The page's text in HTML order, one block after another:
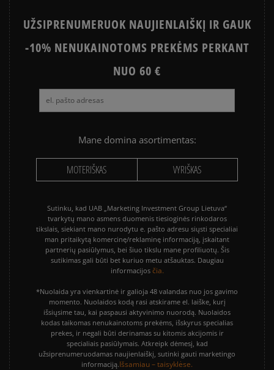
UŽSIPRENUMERUOK NAUJIENLAIŠKĮ IR GAUK
-10% NENUKAINOTOMS PREKĖMS PERKANT
NUO 60 €
Mane domina asortimentas:
MOTERIŠKAS VYRIŠKAS
Sutinku, kad UAB „Marketing Investment Group Lietuva“
tvarkytų mano asmens duomenis tiesioginės rinkodaros
tikslais, siekiant mano nurodytu e. pašto adresu siųsti specialiai
man pritaikytą komercinę/reklaminę informaciją, įskaitant
partnerių pasiūlymus, bei šiuo tikslu mane profiliuotų. Šis
sutikimas gali būti bet kuriuo metu atšauktas. Daugiau
informacijos čia.
*Nuolaida yra vienkartinė ir galioja 48 valandas nuo jos gavimo
momento. Nuolaidos kodą rasi atskirame el. laiške, kurį
išsiųsime tau, kai paspausi aktyvinimo nuorodą. Nuolaidos
kodas taikomas nenukainotoms prekėms, išskyrus specialias
prekes, ir negali būti derinamas su kitomis akcijomis ir
specialiais pasiūlymais. Atkreipk dėmesį, kad
užsiprenumeruodamas naujienlaiškį, sutinki gauti marketingo
informaciją.Išsamiau – taisyklėse.